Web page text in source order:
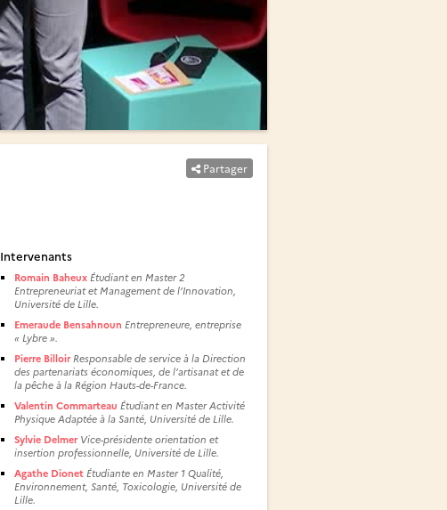
Partager
Intervenants
Romain Baheux Étudiant en Master 2
Entrepreneuriat et Management de l’Innovation,
Université de Lille.
Emeraude Bensahnoun Entrepreneure, entreprise
« Lybre ».
Pierre Billoir Responsable de service à la Direction
des partenariats économiques, de l’artisanat et de
la pêche à la Région Hauts-de-France.
Valentin Commarteau Étudiant en Master Activité
Physique Adaptée à la Santé, Université de Lille.
Sylvie Delmer Vice-présidente orientation et
insertion professionnelle, Université de Lille.
Agathe Dionet Étudiante en Master 1 Qualité,
Environnement, Santé, Toxicologie, Université de
Lille.